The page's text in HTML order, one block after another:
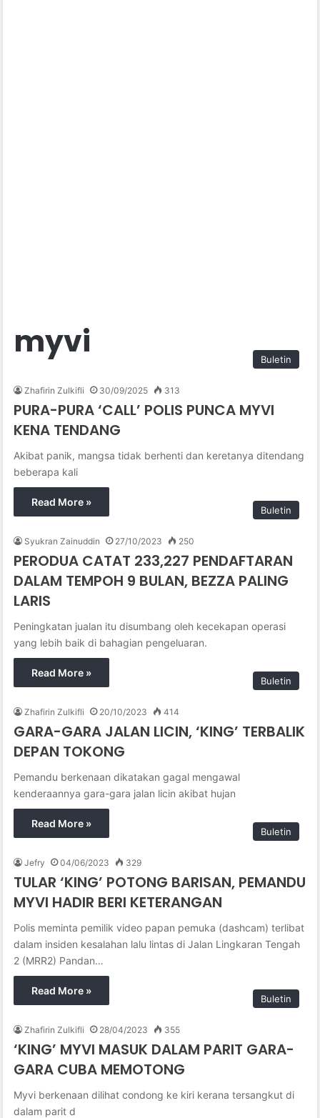
myvi Buletin
Zhafirin Zulkifli 30/09/2025 313
PURA-PURA ‘CALL’ POLIS PUNCA MYVI
KENA TENDANG
Akibat panik, mangsa tidak berhenti dan keretanya ditendang
beberapa kali
Read More »
Buletin
Syukran Zainuddin 27/10/2023 250
PERODUA CATAT 233,227 PENDAFTARAN
DALAM TEMPOH 9 BULAN, BEZZA PALING
LARIS
Peningkatan jualan itu disumbang oleh kecekapan operasi
yang lebih baik di bahagian pengeluaran.
Read More »
Buletin
Zhafirin Zulkifli 20/10/2023 414
GARA-GARA JALAN LICIN, ‘KING’ TERBALIK
DEPAN TOKONG
Pemandu berkenaan dikatakan gagal mengawal
kenderaannya gara-gara jalan licin akibat hujan
Read More »
Buletin
Jefry 04/06/2023 329
TULAR ‘KING’ POTONG BARISAN, PEMANDU
MYVI HADIR BERI KETERANGAN
Polis meminta pemilik video papan pemuka (dashcam) terlibat
dalam insiden kesalahan lalu lintas di Jalan Lingkaran Tengah
2 (MRR2) Pandan…
Read More »
Buletin
Zhafirin Zulkifli 28/04/2023 355
‘KING’ MYVI MASUK DALAM PARIT GARA-
GARA CUBA MEMOTONG
Myvi berkenaan dilihat condong ke kiri kerana tersangkut di
dalam parit d